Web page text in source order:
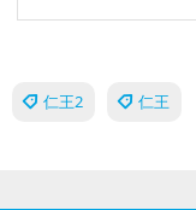
仁王2 仁王